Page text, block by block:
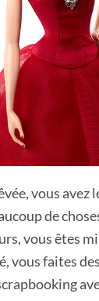
vous avez
de
vous êtes
vous faites